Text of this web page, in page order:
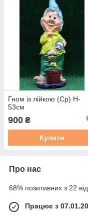
Гном із лійкою (Ср) H-
53см
900 ₴
Купити
Про нас
68% позитивних з 22
Працює з